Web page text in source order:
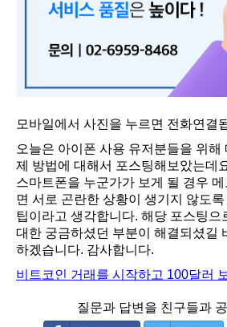
모바일에서 사진을 누르면 전화연결
오늘은 아이폰 사용 유저분들을 위해
제 방법에 대해서 포스팅해보았는데
스마트폰을 누군가가 보게 될 경우
면 서로 곤란한 상황이 생기지 않도
팁이라고 생각합니다. 해당 포스팅으
대한 궁금하셨던 부분이 해결되셨길
하겠습니다. 감사합니다.
비트코인 거래를 시작하고 100달러
질문과 답변을 친구들과